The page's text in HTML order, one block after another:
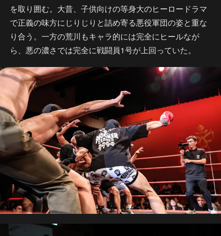
を取り囲む。大昔、子供向けの等身大のヒーロードラマ
で正義の味方にじりじりと詰め寄る悪役軍団の姿と重な
り合う。一方の荒川もキャラ的には完全にヒールなが
ら、悪の濃さでは完全に戦闘員1号が上回っていた。